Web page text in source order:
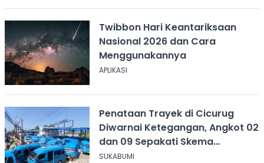
Twibbon Hari Keantariksaan
Nasional 2026 dan Cara
Menggunakannya
APLIKASI
Penataan Trayek di Cicurug
Diwarnai Ketegangan, Angkot 02
dan 09 Sepakati Skema
Sementara
SUKABUMI